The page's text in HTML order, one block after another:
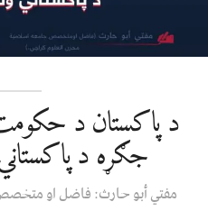
د پاکستان د
جګړه د
مفتي أبو حارث: فاضل او